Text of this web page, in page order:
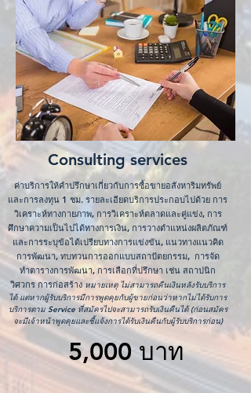
Consulting services
ค่าบริการให้คำปรึกษาเกี่ยวกับการซื้อขายอสังหาริมทรัพย์
และการลงทุน 1 ชม. รายละเอียดบริการประกอบไปด้วย การ
วิเคราะห์ทางกายภาพ, การวิเคราะห์ตลาดและคู่แข่ง, การ
ศึกษาความเป็นไปได้ทางการเงิน, การวางตำแหน่งผลิตภัณฑ์
และการระบุข้อได้เปรียบทางการแข่งขัน, แนวทางแนวคิด
การพัฒนา, ทบทวนการออกแบบสถาปัตยกรรม, การจัด
ทำตารางการพัฒนา, การเลือกที่ปรึกษา เช่น สถาปนิก
วิศวกร การก่อสร้างหมายเหตุ ไม่สามารถคืนเงินหลังรับบริการ
ได้ แต่หากผู้รับบริการมีการพูดคุยกับผู้ขายก่อนว่าหากไม่ได้รับการ
บริการตาม Service ที่สมัครไปจะสามารถรับเงินคืนได้ (ก่อนสมัคร
จะมีเจ้าหน้าพูดคุยและชี้แจ้งการได้รับเงินคืนกับผู้รับบริการก่อน)
5,000 บาท